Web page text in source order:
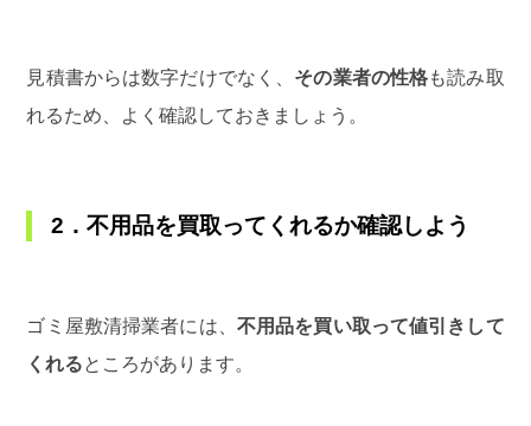
見積書からは数字だけでなく、 その業者の性格も読み取
れるため、よく確認しておきましょう。
2．不用品を買取ってくれるか確認しよう
ゴミ屋敷清掃業者には、 不用品を買い取って値引きして
くれるところがあります。